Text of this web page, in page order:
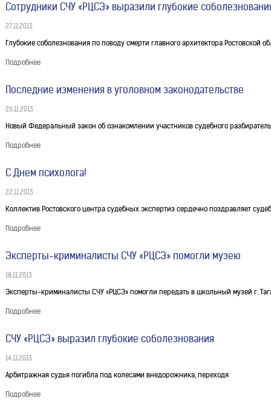
Сотрудники СЧУ «РЦСЭ» выразили глубокие
27.11.2013
Глубокие соболезнования по поводу смерти главного архитектора Ростовской
Подробнее
Последние изменения в уголовном законодательстве
26.11.2013
Новый Федеральный закон об ознакомлении участников судебного
Подробнее
С Днем психолога!
22.11.2013
Коллектив Ростовского центра судебных экспертиз сердечно поздравляет
Подробнее
Эксперты-криминалисты СЧУ «РЦСЭ» помогли музею
18.11.2013
Эксперты-криминалисты СЧУ «РЦСЭ» помогли передать в школьный музей г.
Подробнее
СЧУ «РЦСЭ» выразил глубокие соболезнования
14.11.2013
Арбитражная судья погибла под колесами внедорожника, переходя
Подробнее